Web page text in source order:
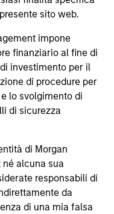
sito web.
impone
finanziario al fine di
investimento per il
di procedure per
lo svolgimento di
di sicurezza
di Morgan
alcuna sua
responsabili di
da
di una mia falsa
La fonte di tutti i
Ltd”).
da essi derivanti
e un investitore può
track record
Le performance sono
I dati di performance
Le performance di
essere
di valutare
i rischi, le